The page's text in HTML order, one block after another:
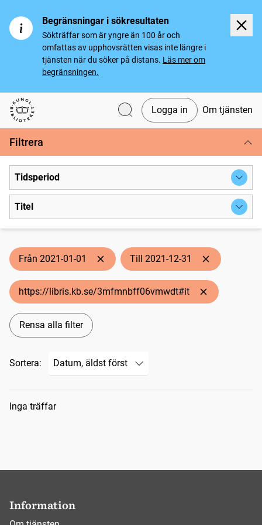
Begränsningar i sökresultaten
Sökträffar som är yngre än 100 år och
omfattas av upphovsrätten visas inte längre i
tjänsten när du söker på distans. Läs mer om
begränsningen.
Svenska tidningar
Logga in Om tjänsten
Filtrera
Tidsperiod
Titel
Från 2021-01-01 Till 2021-12-31
https://libris.kb.se/3mfmnbff06vmwdt#it
Rensa alla filter
Sortera:
Sökresultat
Inga träffar
Information